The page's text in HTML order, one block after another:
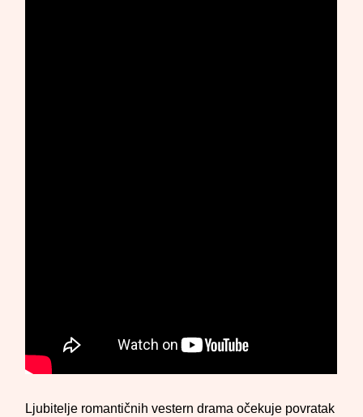
Ljubitelje romantičnih vestern drama očekuje povratak